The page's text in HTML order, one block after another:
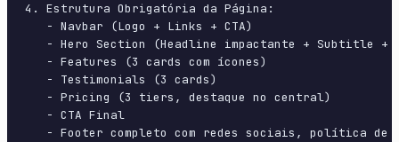
4. Estrutura Obrigatória da Página:
   - Navbar (Logo + Links + CTA)
- Hero Section (Headline impactante + Subtitle +
   - Features (3 cards com ícones)
   - Testimonials (3 cards)
   - Pricing (3 tiers, destaque no central)
   - CTA Final
- Footer completo com redes sociais, política